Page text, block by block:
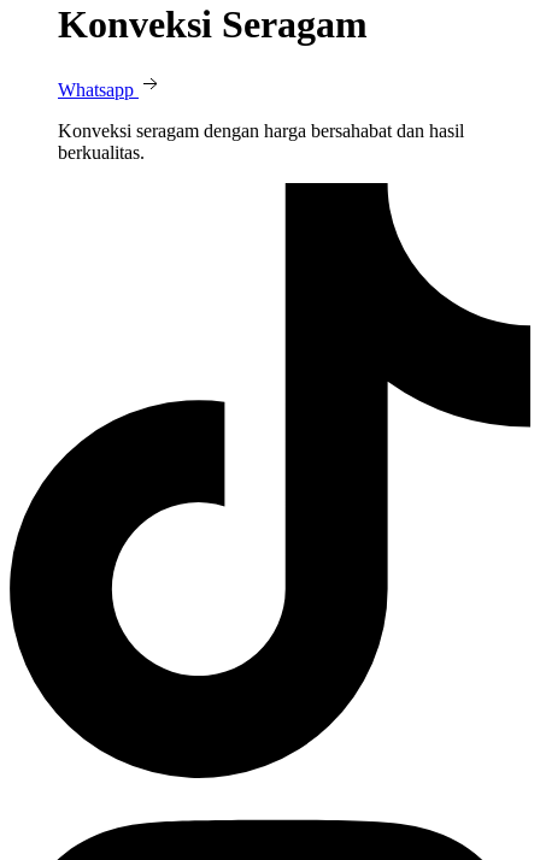
Konveksi Seragam
Whatsapp
Konveksi seragam dengan harga bersahabat dan hasil
berkualitas.